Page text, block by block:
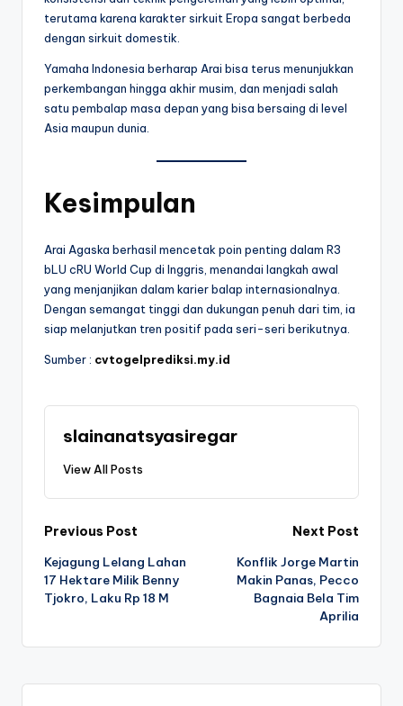
terutama karena karakter sirkuit Eropa sangat berbeda
dengan sirkuit domestik.
Yamaha Indonesia berharap Arai bisa terus menunjukkan
perkembangan hingga akhir musim, dan menjadi salah
satu pembalap masa depan yang bisa bersaing di level
Asia maupun dunia.
Kesimpulan
Arai Agaska berhasil mencetak poin penting dalam R3
bLU cRU World Cup di Inggris, menandai langkah awal
yang menjanjikan dalam karier balap internasionalnya.
Dengan semangat tinggi dan dukungan penuh dari tim, ia
siap melanjutkan tren positif pada seri-seri berikutnya.
Sumber : cvtogelprediksi.my.id
slainanatsyasiregar
View All Posts
Post
navigation
Previous Post
Kejagung Lelang Lahan
17 Hektare Milik Benny
Tjokro, Laku Rp 18 M
Next Post
Konflik Jorge Martin
Makin Panas, Pecco
Bagnaia Bela Tim
Aprilia